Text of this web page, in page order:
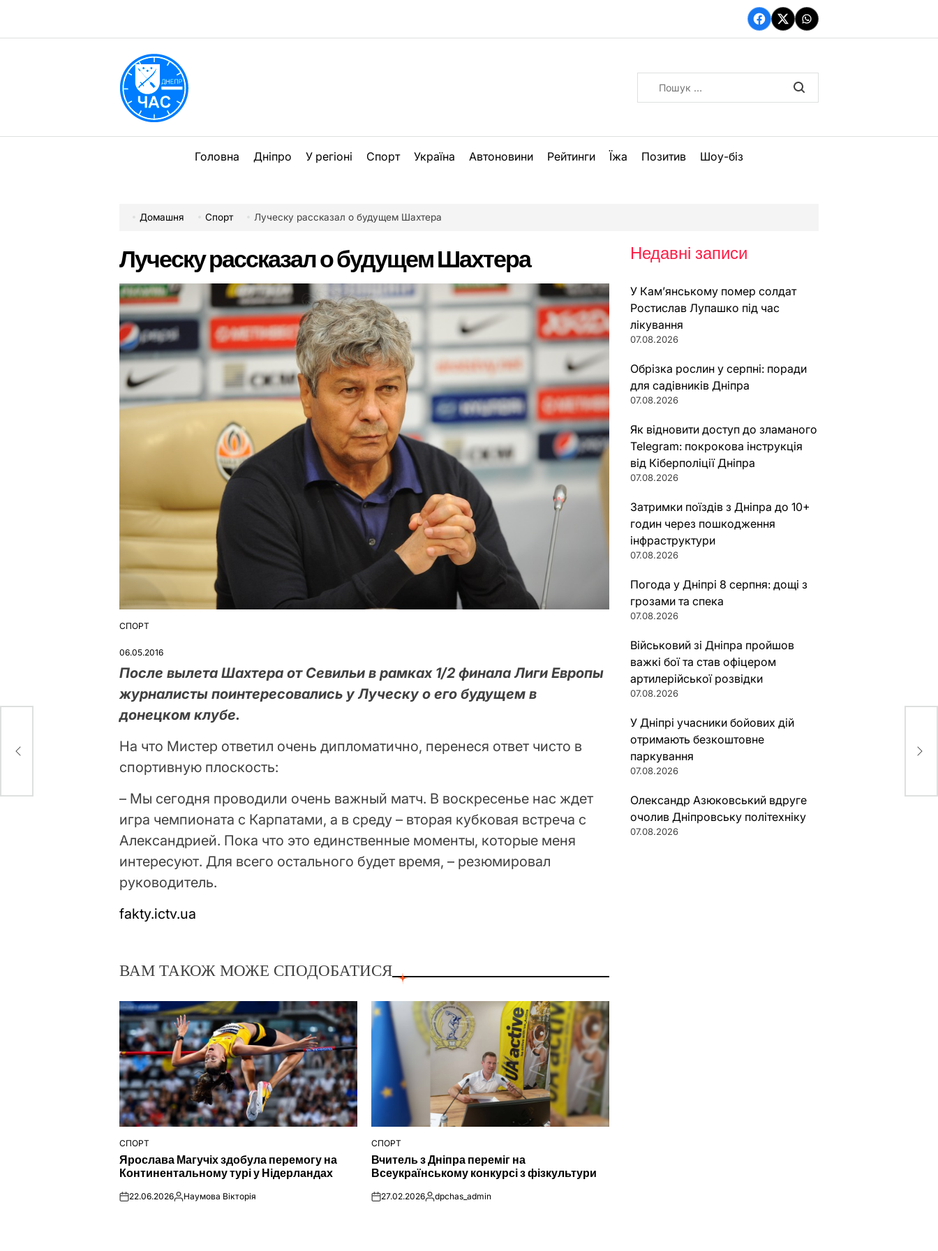
вмісту
Facebook
TwitterWhatsApp
Головна Дніпро У регіоні Спорт Україна Автоновини Рейтинги Їжа Позитив Шоу-біз
Домашня Спорт Луческу рассказал о будущем Шахтера
Луческу рассказал о будущем Шахтера
ОПУБЛІКУВАТИ
СПОРТ
06.05.2016
После вылета Шахтера от Севильи в рамках 1/2 финала Лиги Европы
журналисты поинтересовались у Луческу о его будущем в
донецком клубе.
На что Мистер ответил очень дипломатично, перенеся ответ чисто в
спортивную плоскость:
– Мы сегодня проводили очень важный матч. В воскресенье нас ждет
игра чемпионата с Карпатами, а в среду – вторая кубковая встреча с
Александрией. Пока что это единственные моменты, которые меня
интересуют. Для всего остального будет время, – резюмировал
руководитель.
fakty.ictv.ua
ВАМ ТАКОЖ МОЖЕ СПОДОБАТИСЯ
ОПУБЛІКУВАТИ
У
СПОРТ
Ярослава Магучіх здобула перемогу на
Континентальному турі у Нідерландах
on22.06.2026Опубліковано
Наумова Вікторія
ОПУБЛІКУВАТИ
У
СПОРТ
Вчитель з Дніпра переміг на
Всеукраїнському конкурсі з фізкультури
on27.02.2026Опубліковано
dpchas_admin
Недавні записи
У Кам’янському помер солдат
Ростислав Лупашко під час
лікування
07.08.2026
Обрізка рослин у серпні: поради
для садівників Дніпра
07.08.2026
Як відновити доступ до зламаного
Telegram: покрокова інструкція
від Кіберполіції Дніпра
07.08.2026
Затримки поїздів з Дніпра до 10+
годин через пошкодження
інфраструктури
07.08.2026
Погода у Дніпрі 8 серпня: дощі з
грозами та спека
07.08.2026
Військовий зі Дніпра пройшов
важкі бої та став офіцером
артилерійської розвідки
07.08.2026
У Дніпрі учасники бойових дій
отримають безкоштовне
паркування
07.08.2026
Олександр Азюковський вдруге
очолив Дніпровську політехніку
07.08.2026